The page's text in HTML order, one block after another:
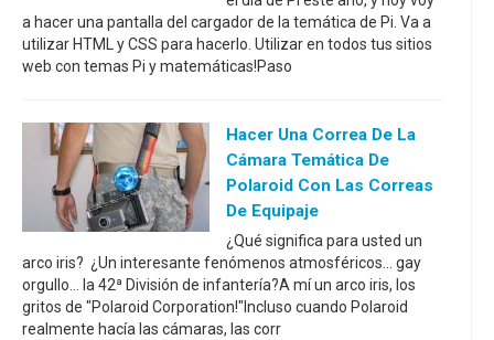
a hacer una pantalla del cargador de la temática de Pi. Va a
utilizar HTML y CSS para hacerlo. Utilizar en todos tus sitios
web con temas Pi y matemáticas!Paso
Hacer Una Correa De La
Cámara Temática De
Polaroid Con Las Correas
De Equipaje
¿Qué significa para usted un
arco iris? ¿Un interesante fenómenos atmosféricos... gay
orgullo... la 42ª División de infantería?A mí un arco iris, los
gritos de "Polaroid Corporation!"Incluso cuando Polaroid
realmente hacía las cámaras, las corr